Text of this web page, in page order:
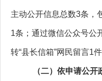
主动公开信息总数3条，
1条；通过微信公众号公
转“县长信箱”网民留言1
（二）依申请公